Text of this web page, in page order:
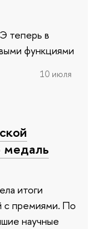
теперь в
функциями
10 июля
медаль
итоги
с премиями. По
научные